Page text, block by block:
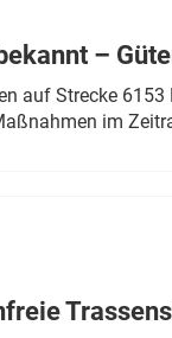
–
auf Strecke
im